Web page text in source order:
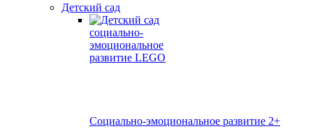
Детский сад
Социально-эмоциональное развитие 2+